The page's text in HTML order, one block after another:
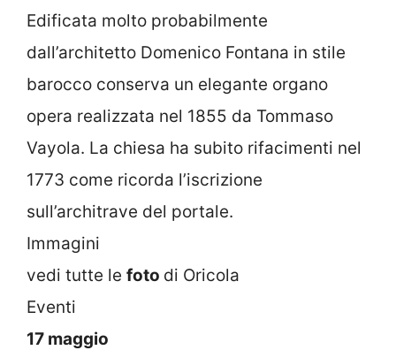
Edificata molto probabilmente
dall’architetto Domenico Fontana in stile
barocco conserva un elegante organo
opera realizzata nel 1855 da Tommaso
Vayola. La chiesa ha subito rifacimenti nel
1773 come ricorda l’iscrizione
sull’architrave del portale.
Immagini
vedi tutte le foto di Oricola
Eventi
17 maggio